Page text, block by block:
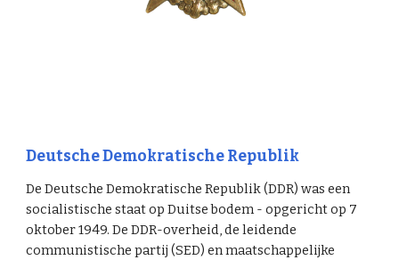
Deutsche Demokratische Republik
De Deutsche Demokratische Republik (DDR) was een
socialistische staat op Duitse bodem - opgericht op 7
oktober 1949. De DDR-overheid, de leidende
communistische partij (SED) en maatschappelijke